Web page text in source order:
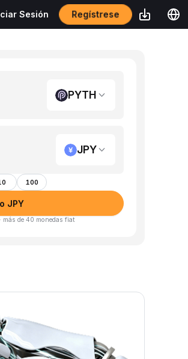
Sesión
Regístrese
PYTH
JPY
100
JPY
más de 40 monedas fiat